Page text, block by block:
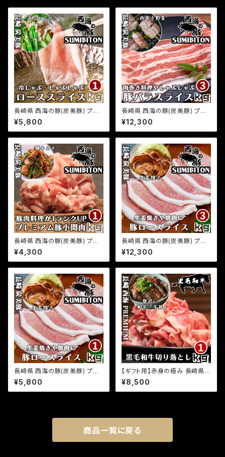
長崎県 西海の豚(炭美豚) プレ
ミアムポーク しゃぶしゃぶ用ロ
ース肉 1kg(500g×2パック) 国
産豚 ブランド豚 銘柄豚 豚肉 小
ぶ 豚ロース お取り寄せグルメ
ふるさとの味
¥5,800
長崎県 西海の豚(炭美豚) プレ
ミアムポーク しゃぶしゃぶ用バラ
肉 3kg(500g×6パック) 国産
豚 ブランド豚 銘柄豚 豚肉 小分
豚バラ巻き お取り寄せグルメ ふ
るさとの味
¥12,300
長崎県 西海の豚(炭美豚) プレ
ミアムポーク 小間肉 1kg(500
g×2パック) 国産豚 ブランド豚
銘柄豚 豚肉 小分け 切り落とし
るさとの味
¥4,300
長崎県 西海の豚(炭美豚) プレ
ミアム ポーク 生姜焼き用ロー
ス肉 3kg(500g×6パック) 国産
豚 ブランド豚 銘柄豚 豚肉 小分
ース お取り寄せグルメ ふるさと
の味
¥12,300
長崎県 西海の豚(炭美豚) プレ
ミアムポーク 生姜焼き用ロース
肉 1kg(500g×2パック) 国産豚
ブランド豚 銘柄豚 豚肉 小分け
¥5,800
【ギフト用】赤身の極み 長崎県
プレミアム経産牛 黒毛和牛 切
り落とし 1kg(500g×2パック)
小分け 国産 牛肉 お取り寄せグ
¥8,500
商品一覧に戻る